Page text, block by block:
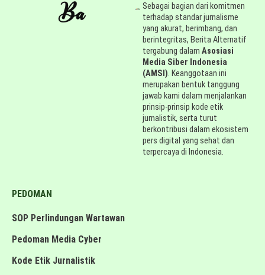
Sebagai bagian dari komitmen
terhadap standar jurnalisme
yang akurat, berimbang, dan
berintegritas, Berita Alternatif
tergabung dalamAsosiasi
Media Siber Indonesia
(AMSI). Keanggotaan ini
merupakan bentuk tanggung
jawab kami dalam menjalankan
prinsip-prinsip kode etik
jurnalistik, serta turut
berkontribusi dalam ekosistem
pers digital yang sehat dan
terpercaya di Indonesia.
PEDOMAN
SOP Perlindungan Wartawan
Pedoman Media Cyber
Kode Etik Jurnalistik